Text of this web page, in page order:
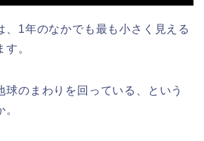
、1年のなかでも最も小さく見える
。
球のまわりを回っている、という